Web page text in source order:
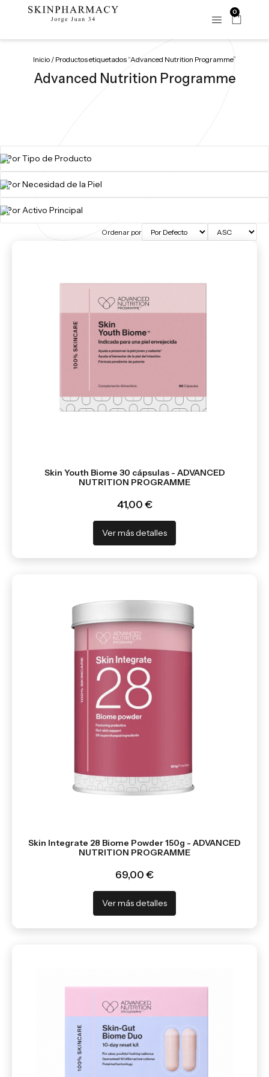
0
Inicio / Productos etiquetados “Advanced Nutrition Programme”
Advanced Nutrition Programme
Ordenar por
Skin Youth Biome 30 cápsulas - ADVANCED
NUTRITION PROGRAMME
41,00 €
Ver más detalles
Skin Integrate 28 Biome Powder 150g - ADVANCED
NUTRITION PROGRAMME
69,00 €
Ver más detalles